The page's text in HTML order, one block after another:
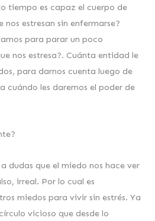
tiempo es capaz el cuerpo de
estresan sin enfermarse?
para parar un poco
nos estresa?. Cuánta entidad le
para darnos cuenta luego de
cuándo les daremos el poder de
dudas que el miedo nos hace ver
irreal. Por lo cual es
miedos para vivir sin estrés. Ya
vicioso que desde lo